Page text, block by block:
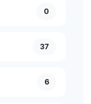
0
37
6